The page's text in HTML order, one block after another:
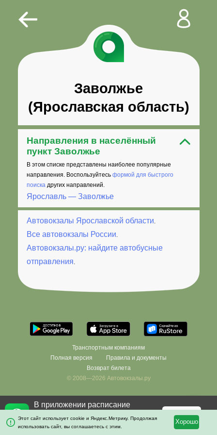
Заволжье
(Ярославская область)
Направления в населённый
пункт Заволжье
В этом списке представлены наиболее популярные
направления. Воспользуйтесьформой для быстрого
поиска других направлений.
Ярославль — Заволжье
Автовокзалы Ярославской области.
Все автовокзалы России.
Автовокзалы.ру: найдите автобусные
отправления.
Транспортным компаниям
Полная версия
Правила и документы
Возврат билета
© 2008—2026 Автовокзалы.ру
Этот сайт использует cookie и Яндекс.Метрику. Продолжая
использовать сайт, вы соглашаетесь с этим.
Хорошо
В приложении расписание
останется с вами даже без
интернета!
Скачать